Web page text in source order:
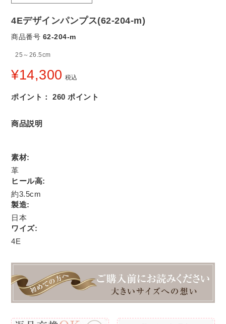
4Eデザインパンプス(62-204-m)
商品番号 62-204-m
25～26.5cm
¥14,300 税込
ポイント： 260 ポイント
商品説明
素材:
革
ヒール高:
約3.5cm
製造:
日本
ワイズ:
4E